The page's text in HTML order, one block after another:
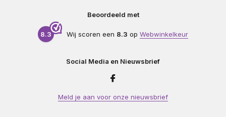
Beoordeeld met
8.3 Wij scoren een 8.3 op Webwinkelkeur
Social Media en Nieuwsbrief
Meld je aan voor onze nieuwsbrief